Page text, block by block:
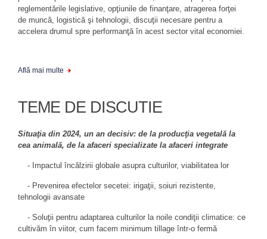
reglementările legislative, opţiunile de finanţare, atragerea forţei
de muncă, logistică şi tehnologii, discuţii necesare pentru a
accelera drumul spre performanţă în acest sector vital economiei.
Află mai multe
TEME DE DISCUTIE
Situaţia din 2024, un an decisiv: de la producţia vegetală la
cea animală, de la afaceri specializate la afaceri integrate
- Impactul încălzirii globale asupra culturilor, viabilitatea lor
- Prevenirea efectelor secetei: irigaţii, soiuri rezistente,
tehnologii avansate
- Soluţii pentru adaptarea culturilor la noile condiţii climatice: ce
cultivăm în viitor, cum facem minimum tillage într-o fermă